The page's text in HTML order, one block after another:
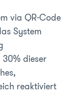
via QR-Code
System
dieser
reaktiviert